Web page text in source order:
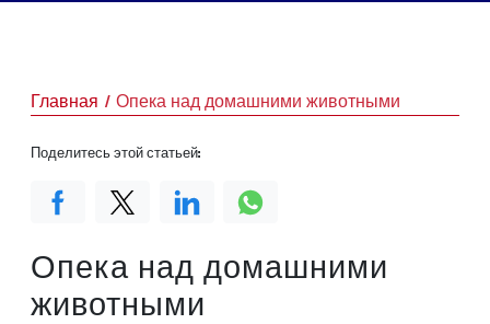
Главная Опека над домашними животными
Опека над домашними
животными
Поделитесь этой статьей: